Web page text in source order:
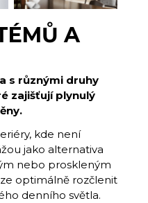
A
s různými druhy
zajišťují plynulý
kde není
jako alternativa
nebo proskleným
optimálně rozčlenit
denního světla.